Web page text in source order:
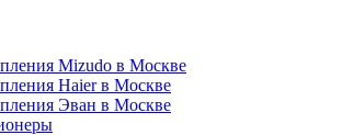
Mizudo в Москве
Haier в Москве
Эван в Москве